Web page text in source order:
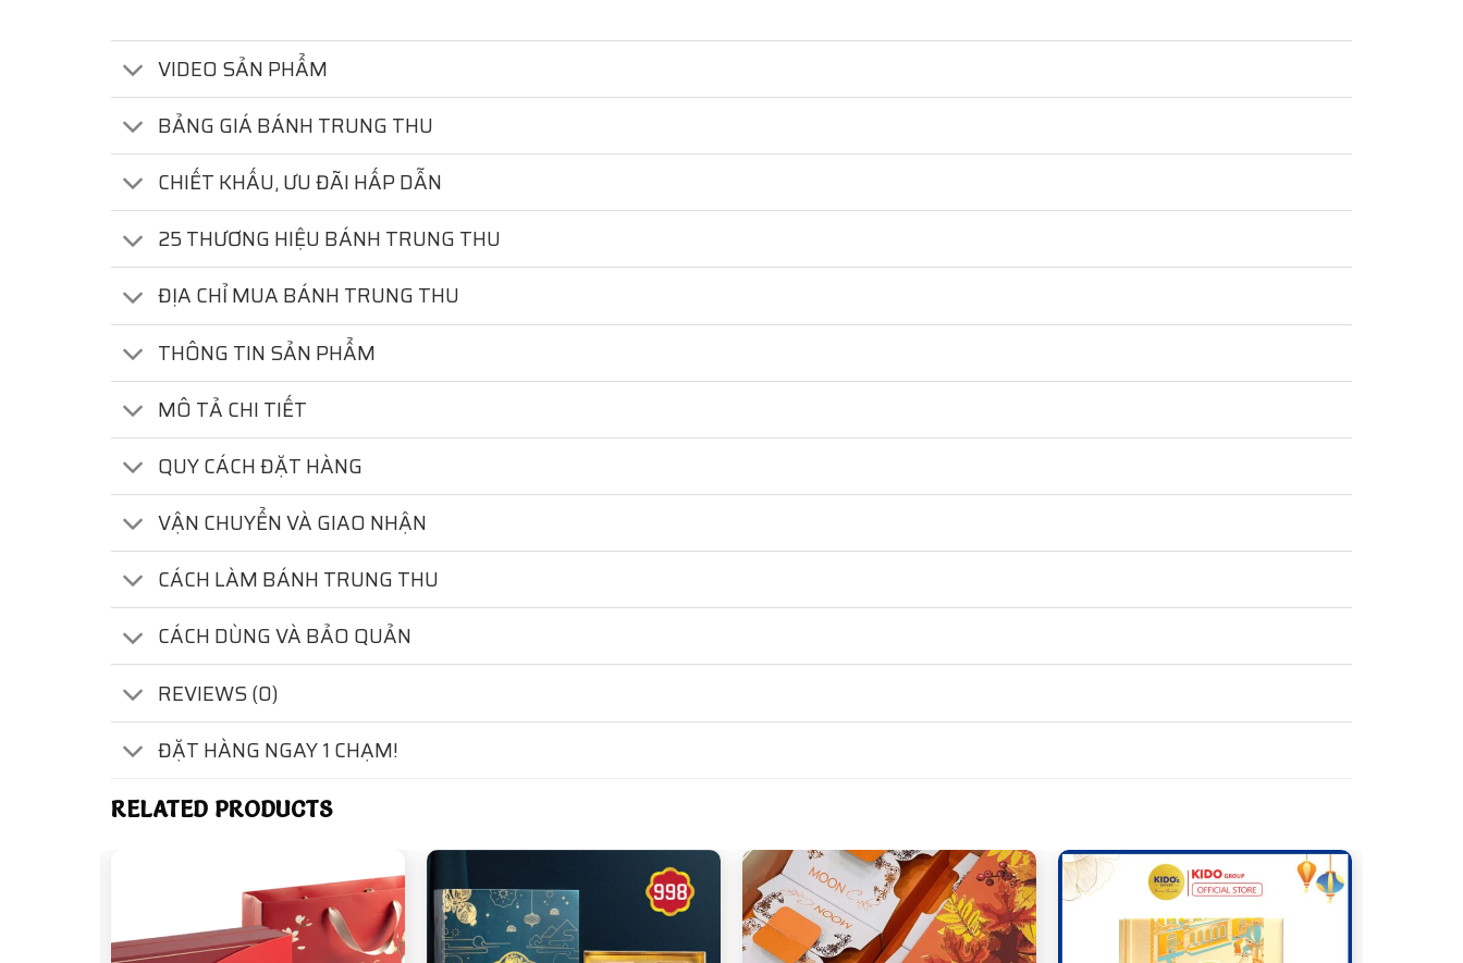
VIDEO SẢN PHẨM
BẢNG GIÁ BÁNH TRUNG THU
CHIẾT KHẤU, ƯU ĐÃI HẤP DẪN
25 THƯƠNG HIỆU BÁNH TRUNG THU
ĐỊA CHỈ MUA BÁNH TRUNG THU
THÔNG TIN SẢN PHẨM
MÔ TẢ CHI TIẾT
QUY CÁCH ĐẶT HÀNG
VẬN CHUYỂN VÀ GIAO NHẬN
CÁCH LÀM BÁNH TRUNG THU
CÁCH DÙNG VÀ BẢO QUẢN
REVIEWS (0)
ĐẶT HÀNG NGAY 1 CHẠM!
RELATED PRODUCTS